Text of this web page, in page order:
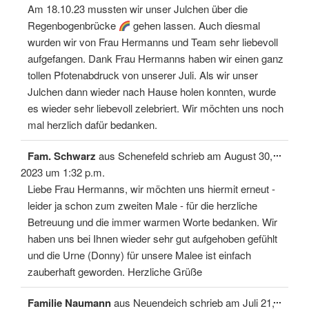
Am 18.10.23 mussten wir unser Julchen über die
Regenbogenbrücke
gehen lassen. Auch diesmal
wurden wir von Frau Hermanns und Team sehr liebevoll
aufgefangen. Dank Frau Hermanns haben wir einen ganz
tollen Pfotenabdruck von unserer Juli. Als wir unser
Julchen dann wieder nach Hause holen konnten, wurde
es wieder sehr liebevoll zelebriert. Wir möchten uns noch
mal herzlich dafür bedanken.
Fam. Schwarz aus Schenefeldschrieb am August 30,
2023 um 1:32 p.m.
Liebe Frau Hermanns, wir möchten uns hiermit erneut -
leider ja schon zum zweiten Male - für die herzliche
Betreuung und die immer warmen Worte bedanken. Wir
haben uns bei Ihnen wieder sehr gut aufgehoben gefühlt
und die Urne (Donny) für unsere Malee ist einfach
zauberhaft geworden. Herzliche Grüße
...
Familie Naumannaus Neuendeichschrieb am Juli 21,...